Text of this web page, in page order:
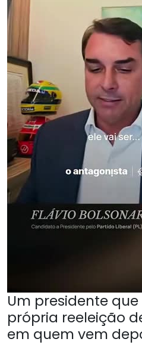
Um presidente
própria reeleição
em quem vem